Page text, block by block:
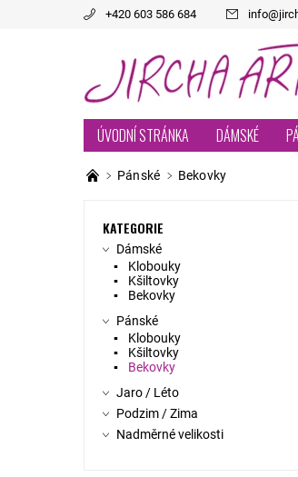
+420 603 586 684 info@
ÚVODNÍ STRÁNKA DÁMSKÉ
Pánské Bekovky
KATEGORIE
Dámské
Klobouky
Kšiltovky
Bekovky
Pánské
Klobouky
Kšiltovky
Bekovky
Jaro / Léto
Podzim / Zima
Nadměrné velikosti